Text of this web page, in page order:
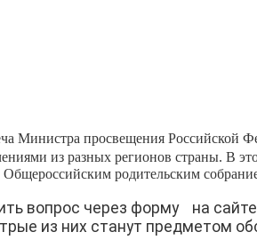
Министра просвещения
из разных регионов страны. В
родительским
вопрос через форму на сайте
из них станут предметом